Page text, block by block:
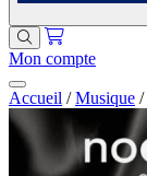
Mon compte
Accueil / Musique /